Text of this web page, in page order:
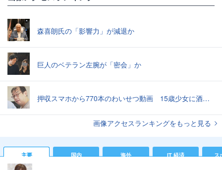
森喜朗氏の「影響力」が減退か
巨人のベテラン左腕が「密会」か
押収スマホから770本のわいせつ動画 15歳少女に酒と薬飲ませ性的暴行か 54歳男を再逮捕 「薬もありますよ」とSNSで誘い出し
画像アクセスランキングをもっと見る
主要 国内 海外 IT 経済 ス